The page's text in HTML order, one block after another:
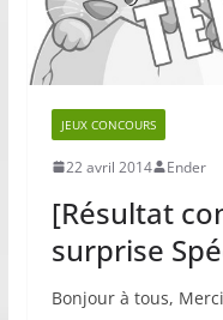
JEUX CONCOURS
22 avril 2014 Ender
[Résultat
surprise
Bonjour à tous,